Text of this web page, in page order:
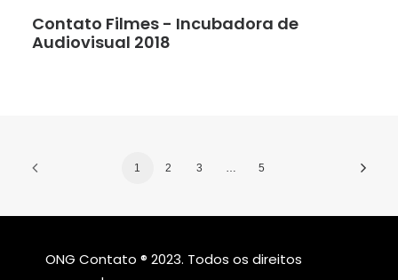
Contato Filmes - Incubadora de
Audiovisual 2018
1 2 3 5
ONG Contato ® 2023. Todos os direitos